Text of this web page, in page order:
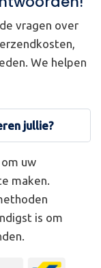
vragen over
We helpen
jullie?
uw
maken.
is om